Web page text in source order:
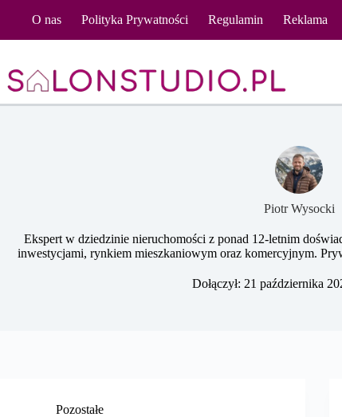
O nas Polityka Prywatności Regulamin Reklama
Piotr Wysocki
Ekspert w dziedzinie nieruchomości z ponad 12-letnim
inwestycjami, rynkiem mieszkaniowym oraz komercyjnym.
Dołączył: 21 października
Pozostałe